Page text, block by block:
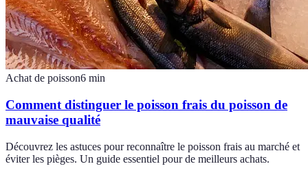
Achat de poisson6 min
Comment distinguer le poisson frais du poisson de
mauvaise qualité
Découvrez les astuces pour reconnaître le poisson frais au marché et
éviter les pièges. Un guide essentiel pour de meilleurs achats.